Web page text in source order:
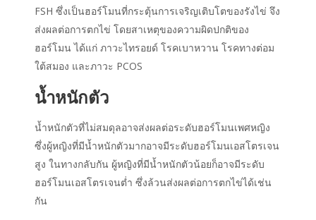
FSH ซึ่งเป็นฮอร์โมนที่กระตุ้นการเจริญเติบโตของรังไข่ จึง
ส่งผลต่อการตกไข่ โดยสาเหตุของความผิดปกติของ
ฮอร์โมน ได้แก่ ภาวะไทรอยด์ โรคเบาหวาน โรคทางต่อม
ใต้สมอง และภาวะ PCOS
น้ำหนักตัว
น้ำหนักตัวที่ไม่สมดุลอาจส่งผลต่อระดับฮอร์โมนเพศหญิง
ซึ่งผู้หญิงที่มีน้ำหนักตัวมากอาจมีระดับฮอร์โมนเอสโตรเจน
สูง ในทางกลับกัน ผู้หญิงที่มีน้ำหนักตัวน้อยก็อาจมีระดับ
ฮอร์โมนเอสโตรเจนต่ำ ซึ่งล้วนส่งผลต่อการตกไข่ได้เช่น
กัน